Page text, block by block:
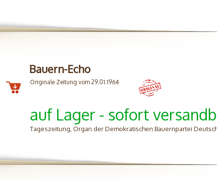
Bauern-Echo
Originale Zeitung vom 29.01.1964
auf Lager - sofort
Tageszeitung, Organ der Demokratischen Bauernpartei